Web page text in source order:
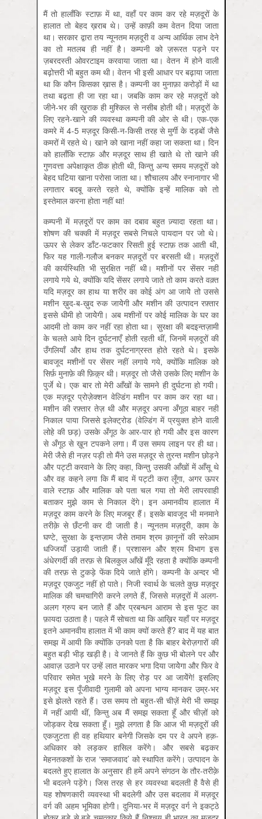
मैं तो हालाँकि स्टाफ़ में था, वहाँ पर काम कर रहे मज़दूरों के
हालात तो बेहद ख़राब थे। उन्हें काफ़ी कम वेतन दिया जाता
था। सरकार द्वारा तय न्यूनतम मज़दूरी व अन्य आर्थिक लाभ देने
का तो मतलब ही नहीं है। कम्पनी को ज़रूरत पड़ने पर
ज़बरदस्ती ओवरटाइम करवाया जाता था। वेतन में होने वाली
बढ़ोत्तरी भी बहुत कम थी। वेतन भी इसी आधार पर बढ़ाया जाता
था कि कौन किसका ख़ास है। कम्पनी का मुनाफ़ा करोड़ों में था
तथा बढ़ता ही जा रहा था। जबकि काम कर रहे मज़दूरों को
जीने-भर की ख़ुराक ही मुश्किल से नसीब होती थी। मज़दूरों के
लिए रहने-खाने की व्यवस्था कम्पनी की ओर से थी। एक-एक
कमरे में 4-5 मज़दूर किसी-न-किसी तरह से मुर्गी के दड़बों जैसे
कमरों में रहते थे। खाने को खाना नहीं कहा जा सकता था। दिन
को हालाँकि स्टाफ़ और मज़दूर साथ ही खाते थे तो खाने की
गुणवत्ता अपेक्षाकृत ठीक होती थी, किन्तु अन्य समय मज़दूरों को
बेहद घटिया खाना परोसा जाता था। शौचालय और स्नानागार भी
लगातार बदबू करते रहते थे, क्योंकि इन्हें मालिक को तो
इस्तेमाल करना होता नहीं था!
कम्पनी में मज़दूरों पर काम का दबाव बहुत ज़्यादा रहता था।
शोषण की चक्की में मज़दूर सबसे निचले पायदान पर जो थे।
ऊपर से लेकर डाँट-फटकार रिसती हुई स्टाफ़ तक आती थी,
फिर यह गाली-गलौज बनकर मज़दूरों पर बरसती थी। मज़दूरों
की कार्यस्थिति भी सुरक्षित नहीं थी। मशीनों पर सेंसर नहीं
लगाये गये थे, क्योंकि यदि सेंसर लगाये जाते तो काम करते वक़्त
यदि मज़दूर का हाथ या शरीर का कोई अंग आ जायेे तो उससे
मशीन ख़ुद-ब-ख़ुद रुक जायेेगी और मशीन की उत्पादन रफ़्तार
इससे धीमी हो जायेेगी। अब मशीनों पर कोई मालिक के घर का
आदमी तो काम कर नहीं रहा होता था। सुरक्षा की बदइन्तज़ामी
के चलते आये दिन दुर्घटनाएँ होती रहती थीं, जिनमें मज़दूरों की
उँगलियाँ और हाथ तक दुर्घटनाग्रस्त होते रहते थे। इसके
बावजूद मशीनों पर सेंसर नहीं लगाये गये, क्योंकि मालिक को
सिर्फ़ मुनाफ़े की फ़िक़्र थी। मज़दूर तो जैसे उसके लिए मशीन के
पुर्जे थे। एक बार तो मेरी आँखों के सामने ही दुर्घटना हो गयी।
एक मज़दूर प्रोज़ेक्शन वेल्डिंग मशीन पर काम कर रहा था।
मशीन की रफ़्तार तेज़ थी और मज़दूर अपना अँगूठा बाहर नहीं
निकाल पाया जिससे इलेक्ट्रोड (वेल्डिंग में प्रयुक्त होने वाली
लोहे की छड़) उसके अँगूठ के आर-पार हो गयी और इस कारण
से अँगूठ से ख़ून टपकने लगा। मैं उस समय लाइन पर ही था।
मेरी जैसे ही नज़र पड़ी तो मैंने उस मज़दूर से तुरन्त मशीन छोड़ने
और पट्टी करवाने के लिए कहा, किन्तु उसकी आँखों में आँसू थे
और वह कहने लगा कि मैं बाद में पट्टी करा लूँगा, अगर ऊपर
वाले स्टाफ़ और मालिक को पता चल गया तो मेरी लापरवाही
बताकर मुझे काम से निकाल देंगे। इन अमानवीय हालात में
मज़दूर काम करने के लिए मजबूर हैं। इसके बावजूद भी मनमाने
तरीक़े से छँटनी कर दी जाती है। न्यूनतम मज़दूरी, काम के
घण्टे, सुरक्षा के इन्तज़ाम जैसे तमाम श्रम क़ानूनों की सरेआम
धज्जियाँ उड़ायी जाती हैं। प्रशासन और श्रम विभाग इस
अंधेरगर्दी की तरफ़ से बिलकुल आँखें मूँदे रहता है क्योंकि कम्पनी
की तरफ़ से टुकड़े फेंक दिये जाते होंगे। कम्पनी के अन्दर भी
मज़दूर एकजुट नहीं हो पाते। निजी स्वार्थ के चलते कुछ मज़दूर
मालिक की चमचागिरी करने लगते हैं, जिससे मज़दूरों में अलग-
अलग ग्रुप बन जाते हैं और प्रबन्धन आराम से इस फूट का
फ़ायदा उठाता है। पहले मैं सोचता था कि आख़िर यहाँ पर मज़दूर
इतने अमानवीय हालात में भी काम क्यों करते हैं? बाद में यह बात
समझ में आयी कि क्योंकि उनको पता है कि बाहर बेरोज़गारों की
बहुत बड़ी भीड़ खड़ी है। वे जानते हैं कि कुछ भी बोलने पर और
आवाज़ उठाने पर उन्हें लात मारकर भगा दिया जायेेगा और फिर वे
परिवार समेत भूखे मरने के लिए रोड़ पर आ जायेेंगे! इसलिए
मज़दूर इस पूँजीवादी गुलामी को अपना भाग्य मानकर उम्र-भर
इसे झेलते रहते हैं। उस समय तो बहुत-सी चीज़ें मेरी भी समझ
में नहीं आयी थीं, किन्तु अब मैं समझ सकता हूँ और चीज़ों को
जोड़कर देख सकता हूँ। मुझे लगता है कि आज भी मज़दूरों की
एकजुटता ही वह हथियार बनेगी जिसके दम पर वे अपने हक़-
अधिकार को लड़कर हासिल करेंगे। और सबसे बढ़कर
मेहनतकशों के राज ‘समाजवाद’ को स्थापित करेंगे। उत्पादन के
बदलते हुए हालात के अनुसार ही हमें अपने संगठन के तौर-तरीक़े
भी बदलने पड़ेंगे। जिस तरह से हर व्यवस्था बदलती है वैसे ही
यह शोषणकारी व्यवस्था भी बदलेगी और उस बदलाव में मज़दूर
वर्ग की अहम भूमिका होगी। दुनिया-भर में मज़दूर वर्ग ने इकट्ठे